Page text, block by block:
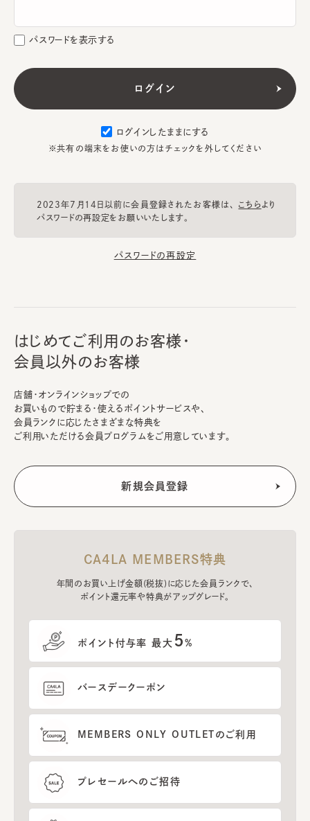
パスワードを表示する
ログインしたままにする
※共有の端末をお使いの方はチェックを外してください
2023年7月14日以前に会員登録されたお客様は、 こちらより
パスワードの再設定をお願いいたします。
パスワードの再設定
はじめてご利用のお客様・
会員以外のお客様
店舗・オンラインショップでの
お買いもので貯まる・使えるポイントサービスや、
会員ランクに応じたさまざまな特典を
ご利用いただける会員プログラムをご用意しています。
CA4LA MEMBERS特典
年間のお買い上げ金額(税抜)に応じた会員ランクで、
ポイント還元率や特典がアップグレード。
ポイント付与率 最大 5%
バースデークーポン
MEMBERS ONLY OUTLETのご利用
プレセールへのご招待